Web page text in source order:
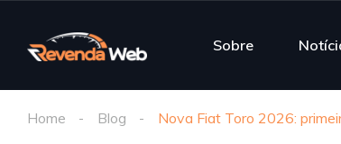
Sobre
Home Blog Nova Fiat Toro 2026: